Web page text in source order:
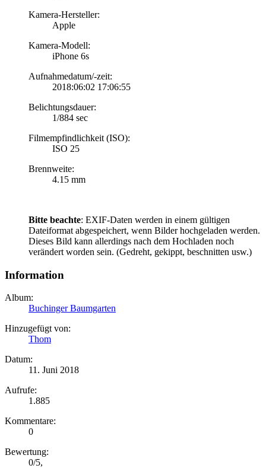
Kamera-Hersteller:
Apple
Kamera-Modell:
iPhone 6s
Aufnahmedatum/-zeit:
2018:06:02 17:06:55
Belichtungsdauer:
1/884 sec
Filmempfindlichkeit (ISO):
ISO 25
Brennweite:
4.15 mm
Bitte beachte: EXIF-Daten werden in einem gültigen
Dateiformat abgespeichert, wenn Bilder hochgeladen werden.
Dieses Bild kann allerdings nach dem Hochladen noch
verändert worden sein. (Gedreht, gekippt, beschnitten usw.)
Information
Album:
Buchinger Baumgarten
Hinzugefügt von:
Thom
Datum:
11. Juni 2018
Aufrufe:
1.885
Kommentare:
0
Bewertung:
0/5,